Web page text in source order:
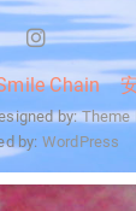
Chain
by:Theme
by: WordPress